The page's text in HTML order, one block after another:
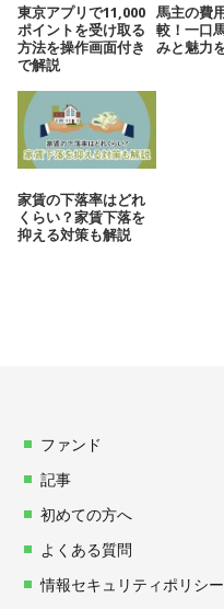
東京アプリで11,000
ポイントを受け取る
方法を操作画面付き
で解説
馬主の費
較！一口
みと魅力
家賃の下落率はどれ
くらい？家賃下落を
抑える対策も解説
ファンド
記事
初めての方へ
よくある質問
情報セキュリティポリシー